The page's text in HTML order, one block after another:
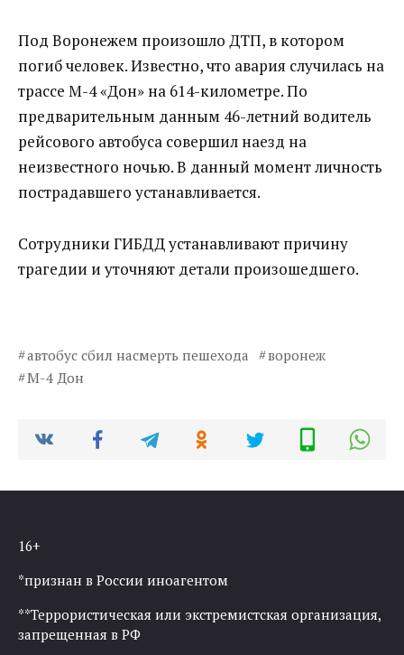
Под Воронежем произошло ДТП, в котором
погиб человек. Известно, что авария случилась на
трассе М-4 «Дон» на 614-километре. По
предварительным данным 46-летний водитель
рейсового автобуса совершил наезд на
неизвестного ночью. В данный момент личность
пострадавшего устанавливается.
Сотрудники ГИБДД устанавливают причину
трагедии и уточняют детали произошедшего.
автобус сбил насмерть пешехода
воронеж
М-4 Дон
16+
*признан в России иноагентом
**Террористическая или экстремистская организация,
запрещенная в РФ